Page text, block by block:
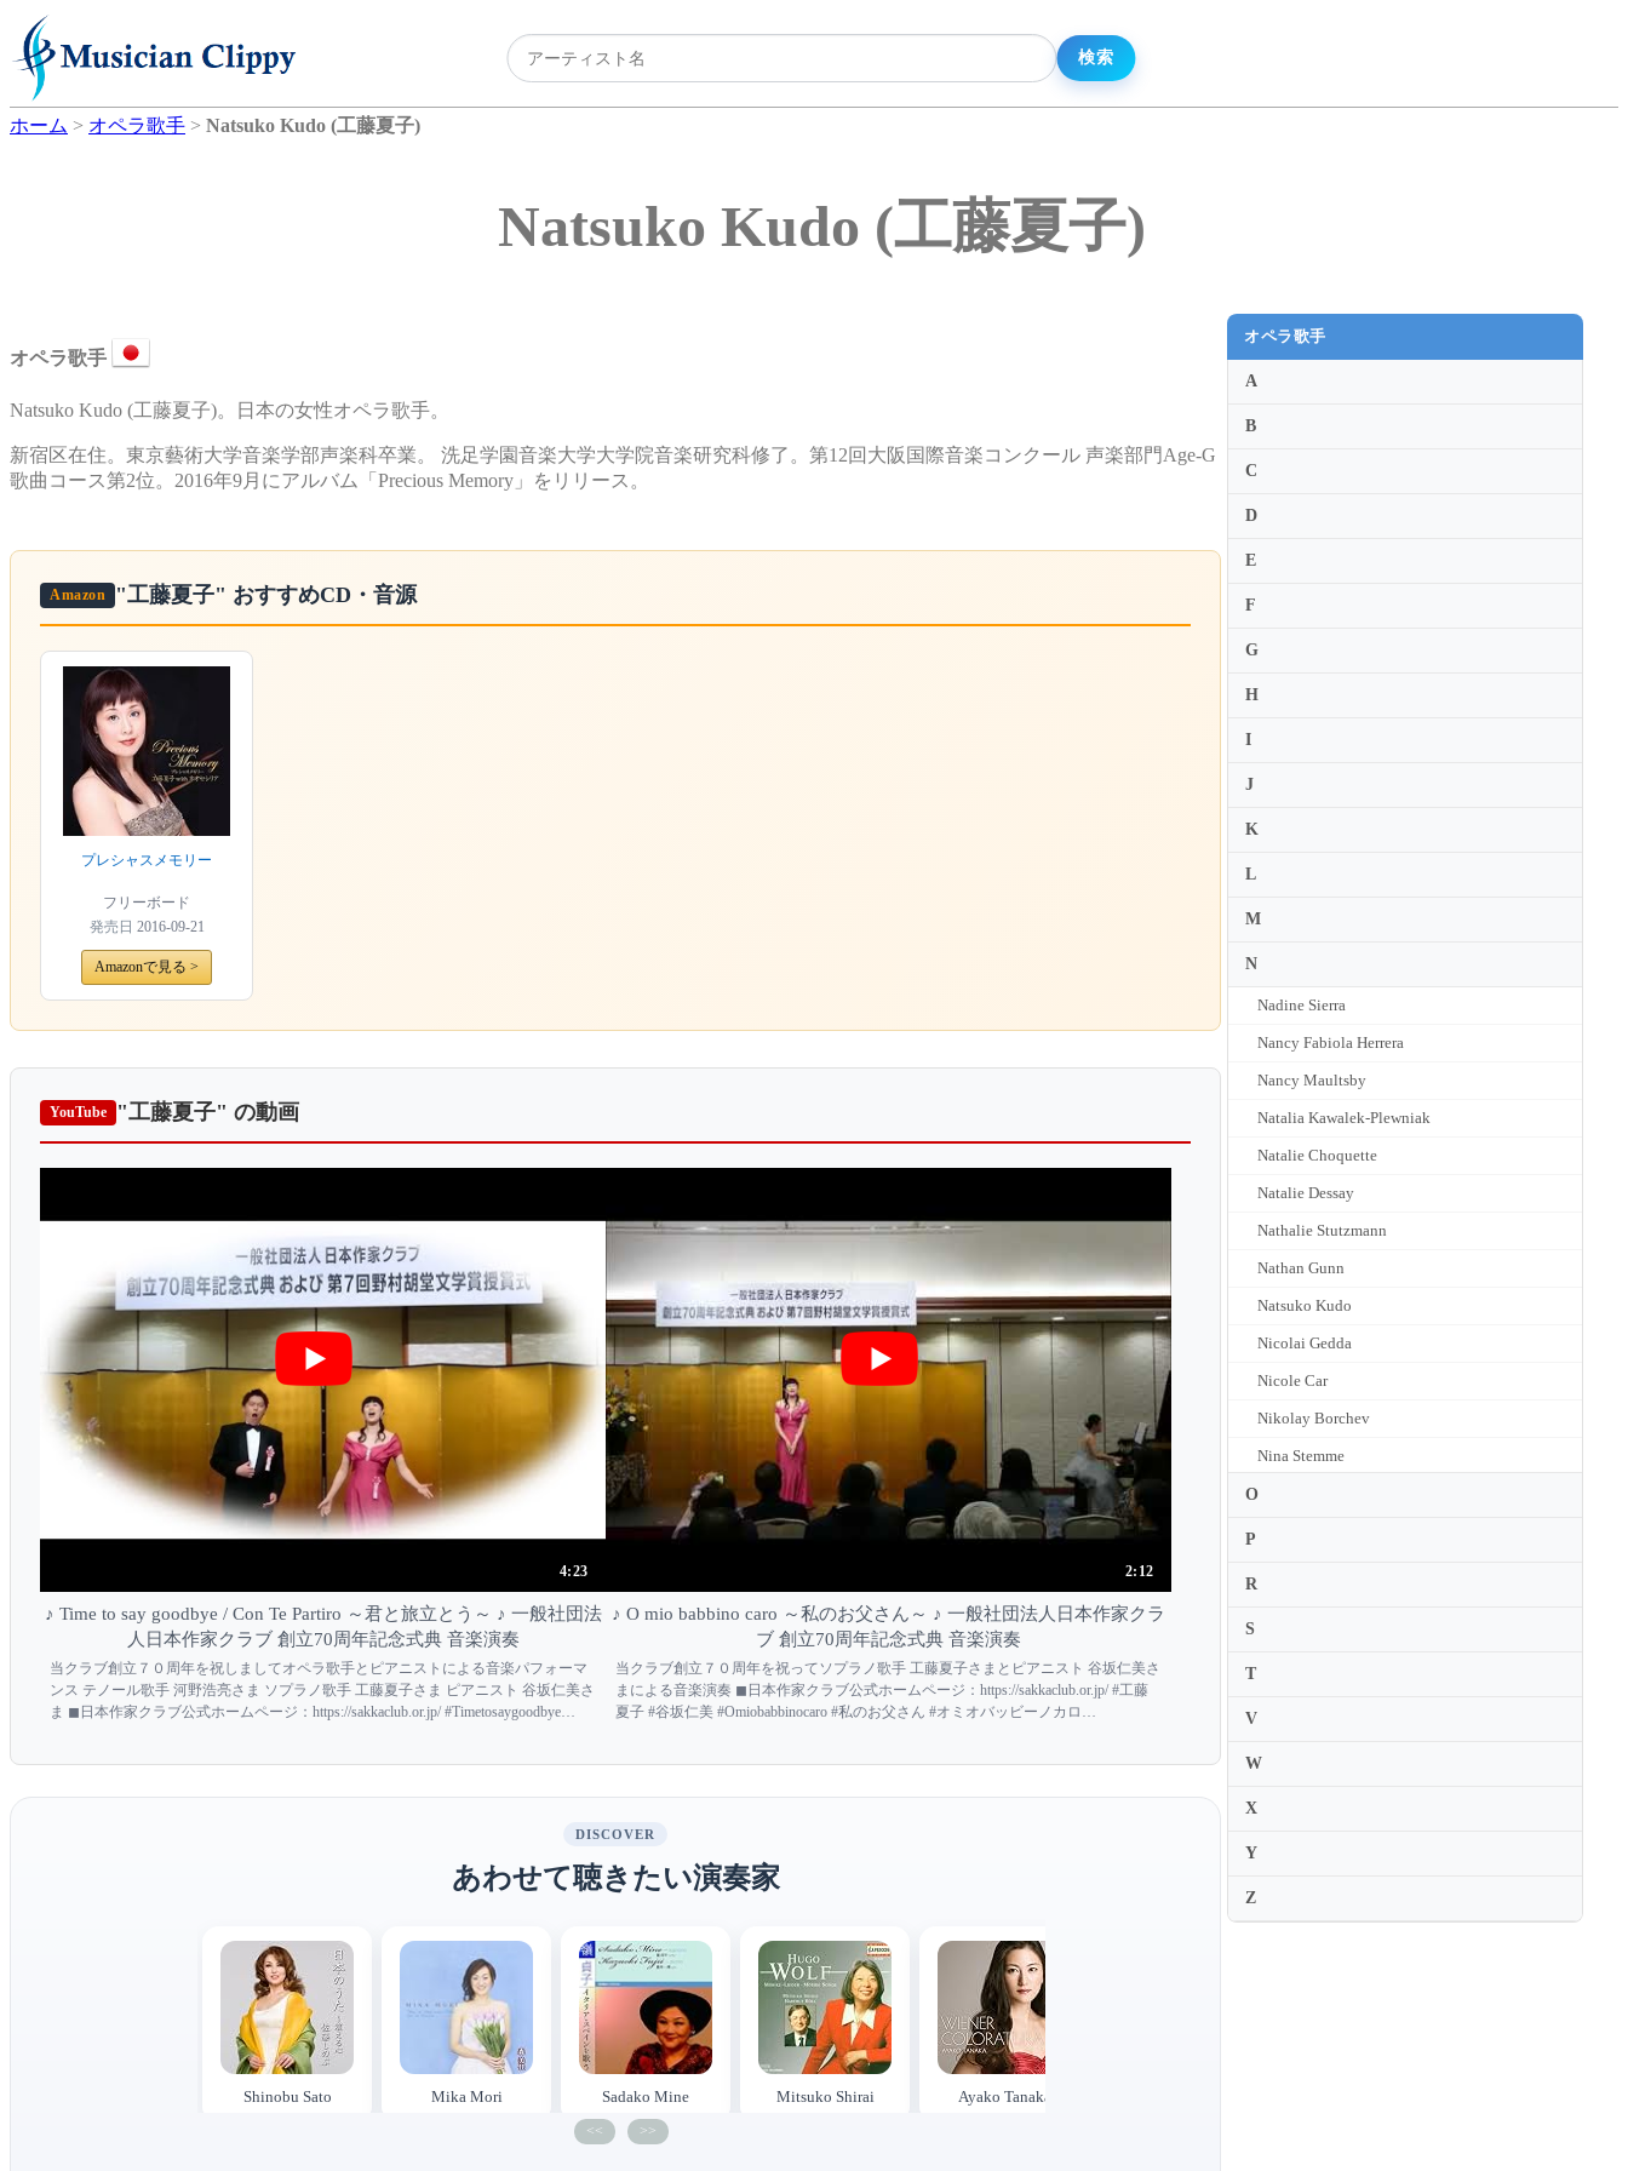
ホーム > オペラ歌手 > Natsuko Kudo (工藤夏子)
Natsuko Kudo (工藤夏子)
オペラ歌手
Natsuko Kudo (工藤夏子)。日本の女性オペラ歌手。
新宿区在住。東京藝術大学音楽学部声楽科卒業。 洗足学園音楽大学大学院音楽研究科修了。第12回大阪国際音楽コンクール 声楽部門Age-G
歌曲コース第2位。2016年9月にアルバム「Precious Memory」をリリース。
Amazon "工藤夏子" おすすめCD・音源
プレシャスメモリー
フリーボード
発売日 2016-09-21
Amazonで見る >
YouTube "工藤夏子" の動画
4:23
♪ Time to say goodbye / Con Te Partiro ～君と旅立とう～ ♪ 一般社団法
人日本作家クラブ 創立70周年記念式典 音楽演奏
当クラブ創立７０周年を祝しましてオペラ歌手とピアニストによる音楽パフォーマ
ンス テノール歌手 河野浩亮さま ソプラノ歌手 工藤夏子さま ピアニスト 谷坂仁美さ
ま ◼︎日本作家クラブ公式ホームページ：https://sakkaclub.or.jp/ #Timetosaygoodbye
2:12
♪ O mio babbino caro ～私のお父さん～ ♪ 一般社団法人日本作家クラ
ブ 創立70周年記念式典 音楽演奏
当クラブ創立７０周年を祝ってソプラノ歌手 工藤夏子さまとピアニスト 谷坂仁美さ
まによる音楽演奏 ◼︎日本作家クラブ公式ホームページ：https://sakkaclub.or.jp/ #工藤
夏子 #谷坂仁美 #Omiobabbinocaro #私のお父さん #オミオバッビーノカロ
DISCOVER
あわせて聴きたい演奏家
Shinobu Sato Mika Mori Sadako Mine Mitsuko Shirai Ayako Tanaka
<< >>
オペラ歌手
A
B
C
D
E
F
G
H
I
J
K
L
M
N
Nadine Sierra
Nancy Fabiola Herrera
Nancy Maultsby
Natalia Kawalek-Plewniak
Natalie Choquette
Natalie Dessay
Nathalie Stutzmann
Nathan Gunn
Natsuko Kudo
Nicolai Gedda
Nicole Car
Nikolay Borchev
Nina Stemme
Nino Machaidze
O
P
R
S
T
V
W
X
Y
Z